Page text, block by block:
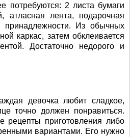
потребуются: 2 листа бумаги
атласная лента, подарочная
принадлежности. Из обычных
каркас, затем обклеивается
Достаточно недорого и
девочка любит сладкое,
точно должен понравиться.
рецепты приготовления либо
вариантами. Его нужно